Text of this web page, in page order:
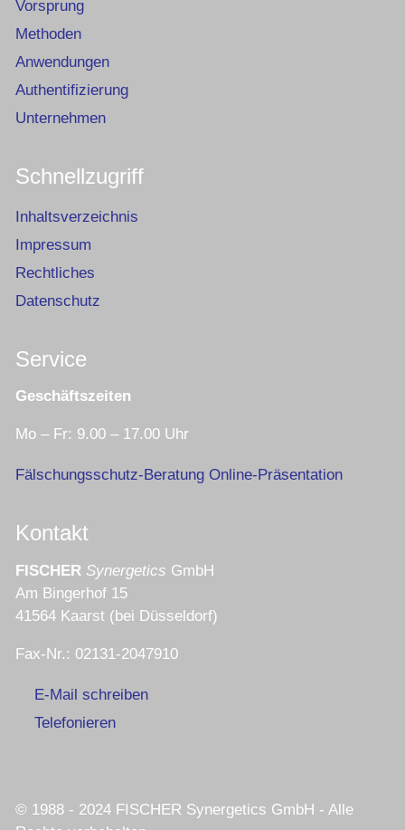
Vorsprung
Methoden
Anwendungen
Authentifizierung
Unternehmen
Schnellzugriff
Inhaltsverzeichnis
Impressum
Rechtliches
Datenschutz
Service
Geschäftszeiten
Mo – Fr: 9.00 – 17.00 Uhr
Fälschungsschutz-Beratung Online-Präsentation
Kontakt
FISCHER Synergetics GmbH
Am Bingerhof 15
41564 Kaarst (bei Düsseldorf)
Fax-Nr.: 02131-2047910
E-Mail schreiben
Telefonieren
© 1988 - 2024 FISCHER Synergetics GmbH - Alle